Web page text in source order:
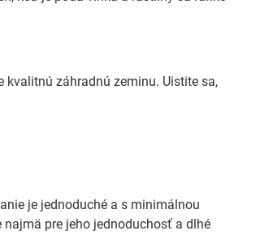
kvalitnú záhradnú zeminu. Uistite sa,
je jednoduché a s minimálnou
najmä pre jeho jednoduchosť a dlhé